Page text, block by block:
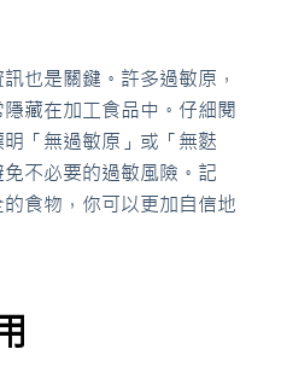
也是關鍵。許多過敏原，
隱藏在加工食品中。仔細閱
「無過敏原」或「無麩
不必要的過敏風險。記
食物，你可以更加自信地